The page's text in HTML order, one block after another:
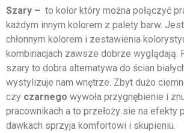
Szary – to kolor który można połączyć
każdym innym kolorem z palety barw.
chłonnym kolorem i zestawienia
kombinacjach zawsze dobrze wyglądają.
szary to dobra alternatywa do ścian
wystylizuje nam wnętrze. Zbyt dużo
czy czarnego wywoła przygnębienie i
pracownikach a to przełoży sie na efekty
dawkach sprzyja komfortowi i skupieniu.